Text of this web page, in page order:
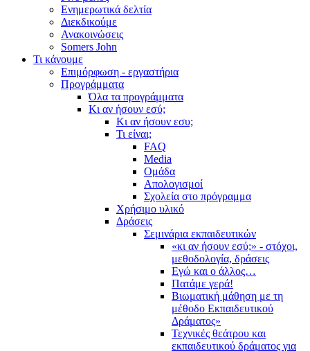
Ενημερωτικά δελτία
Διεκδικούμε
Ανακοινώσεις
Somers John
Τι κάνουμε
Επιμόρφωση - εργαστήρια
Προγράμματα
Όλα τα προγράμματα
Κι αν ήσουν εσύ;
Κι αν ήσουν εσυ;
Τι είναι;
FAQ
Media
Ομάδα
Απολογισμοί
Σχολεία στο πρόγραμμα
Χρήσιμο υλικό
Δράσεις
Σεμινάρια εκπαιδευτικών
«κι αν ήσουν εσύ;» - στόχοι,
μεθοδολογία, δράσεις
Εγώ και ο άλλος…
Πατάμε γερά!
Βιωματική μάθηση με τη
μέθοδο Εκπαιδευτικού
Δράματος»
Τεχνικές θεάτρου και
εκπαιδευτικού δράματος για